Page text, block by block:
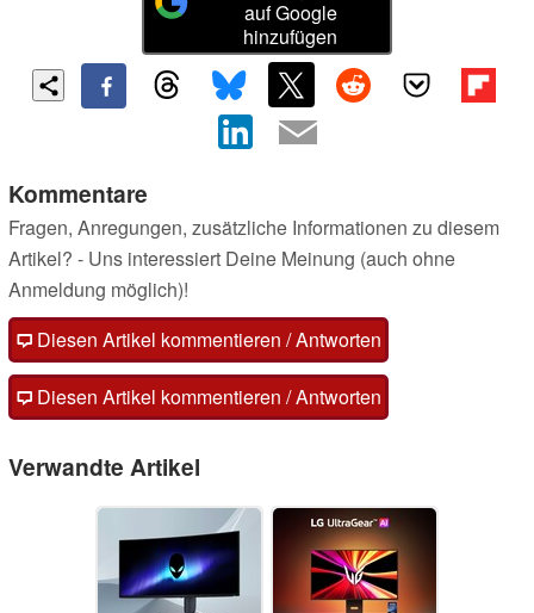
auf Google
hinzufügen
Kommentare
Fragen, Anregungen, zusätzliche Informationen zu diesem
Artikel? - Uns interessiert Deine Meinung (auch ohne
Anmeldung möglich)!
Diesen Artikel kommentieren / Antworten
Diesen Artikel kommentieren / Antworten
Verwandte Artikel